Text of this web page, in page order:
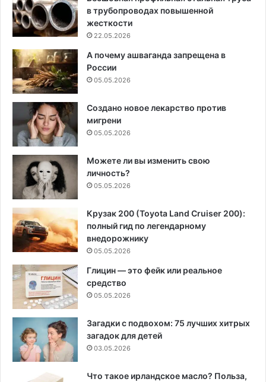
в трубопроводах повышенной
жесткости
22.05.2026
А почему ашваганда запрещена в
России
05.05.2026
Создано новое лекарство против
мигрени
05.05.2026
Можете ли вы изменить свою
личность?
05.05.2026
Крузак 200 (Toyota Land Cruiser 200):
полный гид по легендарному
внедорожнику
05.05.2026
Глицин — это фейк или реальное
средство
05.05.2026
Загадки с подвохом: 75 лучших хитрых
загадок для детей
03.05.2026
Что такое ирландское масло? Польза,